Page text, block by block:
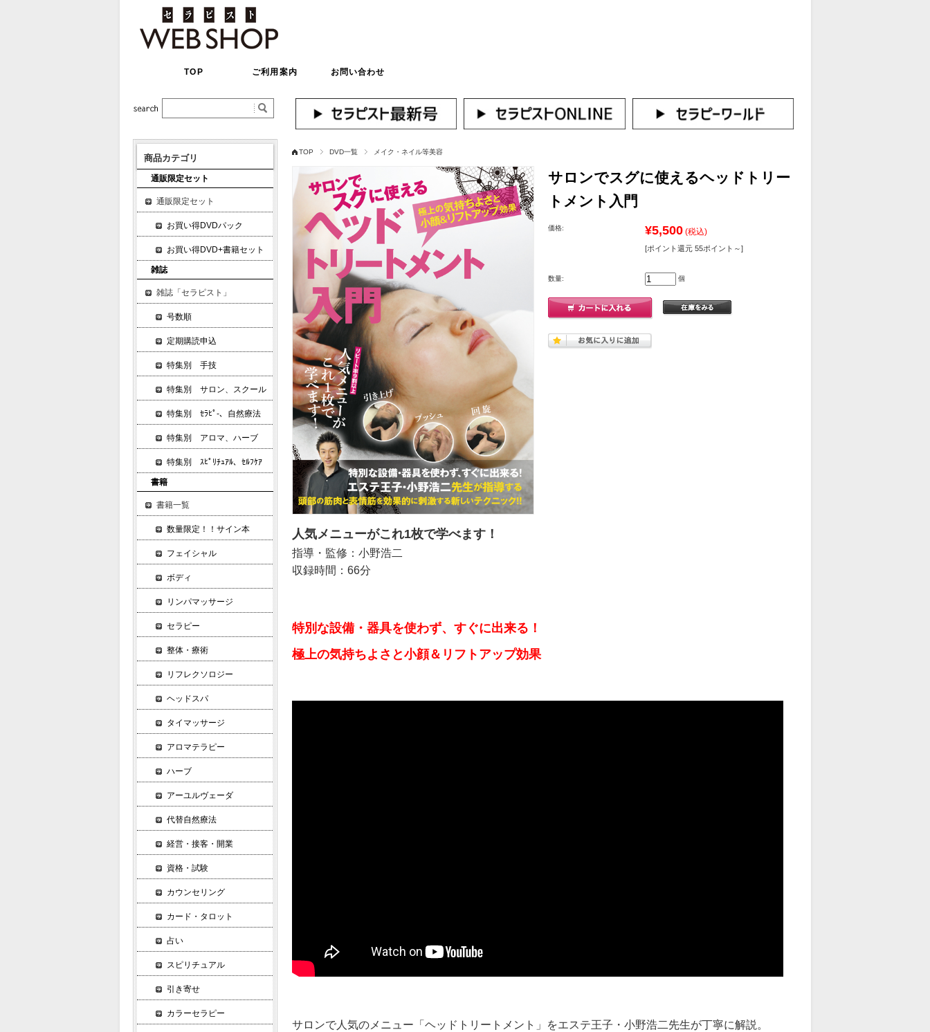
TOP ご利用案内 お問い合わせ
TOP DVD一覧 メイク・ネイル等美容
サロンでスグに使えるヘッドトリー
トメント入門
価格: ¥5,500 (税込)
[ポイント還元 55ポイント～]
数量: 個
人気メニューがこれ1枚で学べます！
指導・監修：小野浩二
収録時間：66分
特別な設備・器具を使わず、すぐに出来る！
極上の気持ちよさと小顔＆リフトアップ効果
サロンで人気のメニュー「ヘッドトリートメント」をエステ王子・小野浩二先生が丁寧に解説。
商品カテゴリ
通販限定セット
通販限定セット
お買い得DVDパック
お買い得DVD+書籍セット
雑誌
雑誌「セラピスト」
号数順
定期購読申込
特集別 手技
特集別 サロン、スクール
特集別 ｾﾗﾋﾟ-、自然療法
特集別 アロマ、ハーブ
特集別 ｽﾋﾟﾘﾁｭｱﾙ、ｾﾙﾌｹｱ
書籍
書籍一覧
数量限定！！サイン本
フェイシャル
ボディ
リンパマッサージ
セラピー
整体・療術
リフレクソロジー
ヘッドスパ
タイマッサージ
アロマテラピー
ハーブ
アーユルヴェーダ
代替自然療法
経営・接客・開業
資格・試験
カウンセリング
カード・タロット
占い
スピリチュアル
引き寄せ
カラーセラピー